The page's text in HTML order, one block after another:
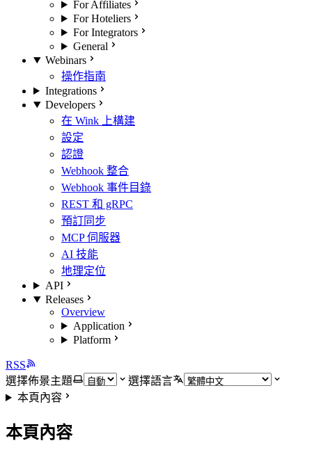
For Affiliates
For Hoteliers
For Integrators
General
Webinars
操作指南
Integrations
Developers
在 Wink 上構建
設定
認證
Webhook 整合
Webhook 事件目錄
REST 和 gRPC
預訂同步
MCP 伺服器
AI 技能
地理定位
API
Releases
Overview
Application
Platform
RSS
選擇佈景主題
選擇語言
本頁內容
本頁內容